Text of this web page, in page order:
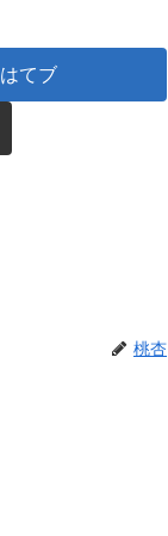
はてブ
桃杏